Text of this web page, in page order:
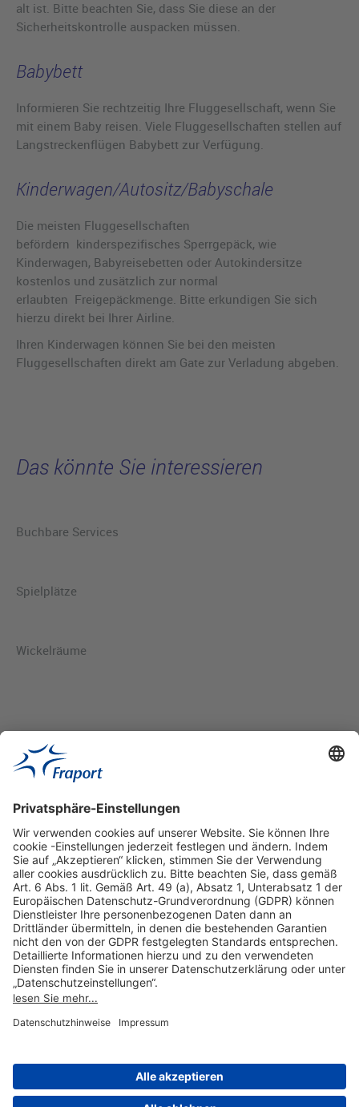
alt ist. Bitte beachten Sie, dass Sie diese an der
Sicherheitskontrolle auspacken müssen.
Babybett
Informieren Sie rechtzeitig Ihre Fluggesellschaft, wenn Sie
mit einem Baby reisen. Viele Fluggesellschaften stellen auf
Langstreckenflügen Babybett zur Verfügung.
Kinderwagen/Autositz/Babyschale
Die meisten Fluggesellschaften
befördern kinderspezifisches Sperrgepäck, wie
Kinderwagen, Babyreisebetten oder Autokindersitze
kostenlos und zusätzlich zur normal
erlaubten Freigepäckmenge. Bitte erkundigen Sie sich
hierzu direkt bei Ihrer Airline.
Ihren Kinderwagen können Sie bei den meisten
Fluggesellschaften direkt am Gate zur Verladung abgeben.
Das könnte Sie interessieren
Buchbare Services
Spielplätze
Wickelräume
Hilfreiche Links
Online einkaufen & buchen
Über uns